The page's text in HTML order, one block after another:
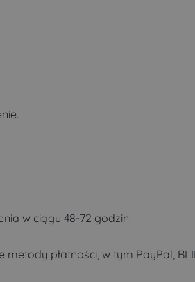
w ciągu 48-72 godzin.
metody płatności, w tym PayPal,